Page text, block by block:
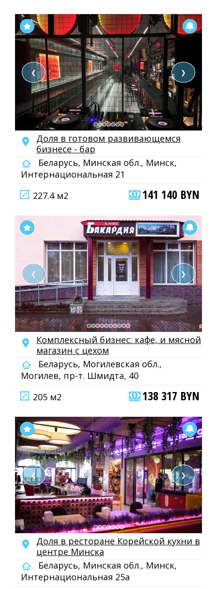
❮ ❯
Доля в готовом развивающемся
бизнесе - бар
Беларусь, Минская обл., Минск,
Интернациональная 21
227.4 м2
141 140 BYN
❮ ❯
Комплексный бизнес: кафе, и мясной
магазин с цехом
Беларусь, Могилевская обл.,
Могилев, пр-т. Шмидта, 40
205 м2
138 317 BYN
❮ ❯
Доля в ресторане Корейской кухни в
центре Минска
Беларусь, Минская обл., Минск,
Интернациональная 25а